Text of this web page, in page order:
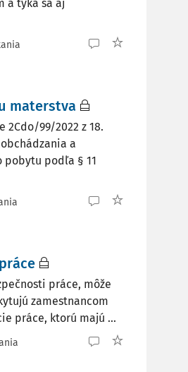
a týka sa aj
materstva
2Cdo/99/2022 z 18.
a
podľa § 11
práce, môže
zamestnancom
práce, ktorú majú ...